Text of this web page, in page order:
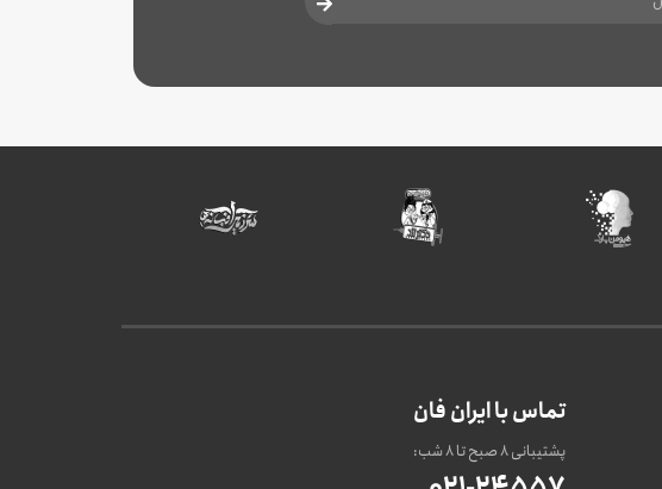
تماس با ایران فان
پشتیبانی 8 صبح تا 8 شب: